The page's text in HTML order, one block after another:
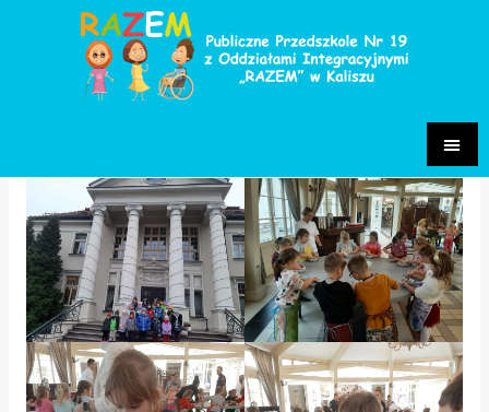
Warsztaty pieczenia pierników
w Pałacu Tłokinia